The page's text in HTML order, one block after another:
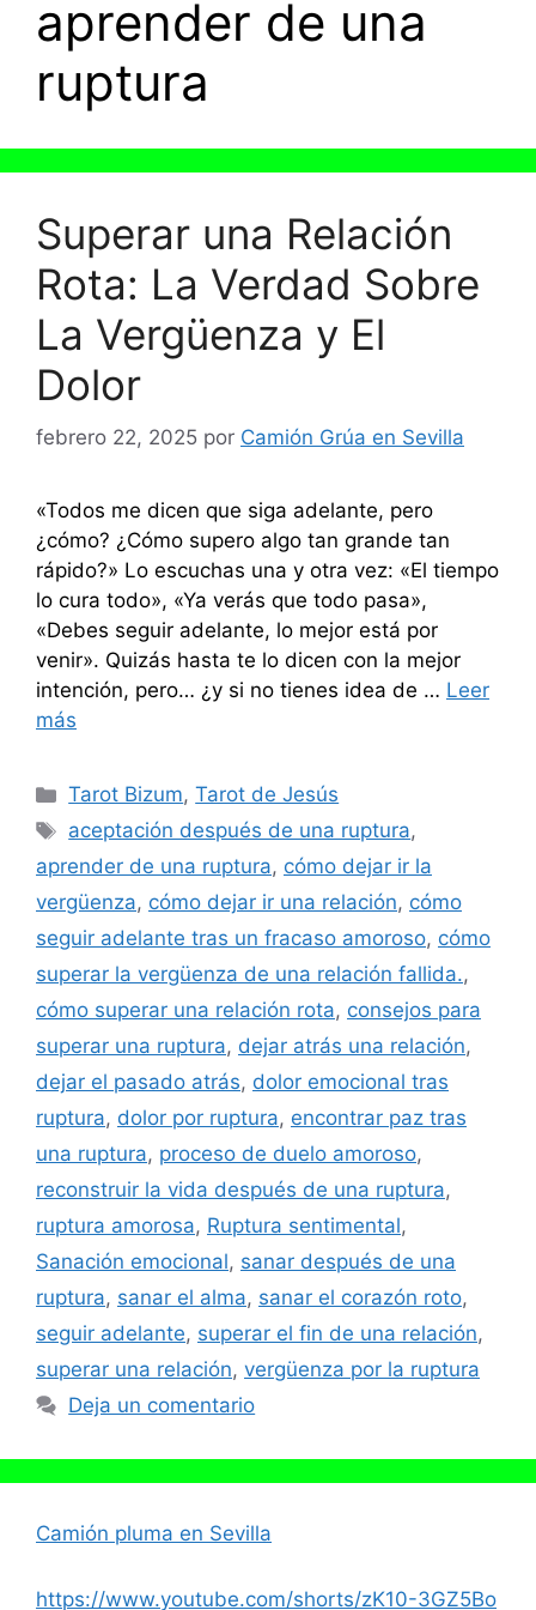
aprender de una
ruptura
Superar una Relación
Rota: La Verdad Sobre
La Vergüenza y El
Dolor
febrero 22, 2025 por Camión Grúa en Sevilla
«Todos me dicen que siga adelante, pero
¿cómo? ¿Cómo supero algo tan grande tan
rápido?» Lo escuchas una y otra vez: «El tiempo
lo cura todo», «Ya verás que todo pasa»,
«Debes seguir adelante, lo mejor está por
venir». Quizás hasta te lo dicen con la mejor
intención, pero… ¿y si no tienes idea de … Leer
más
Categorías
Tarot Bizum,Tarot de Jesús
Etiquetas
aceptación después de una ruptura,
aprender de una ruptura, cómo dejar ir la
vergüenza, cómo dejar ir una relación, cómo
seguir adelante tras un fracaso amoroso, cómo
superar la vergüenza de una relación fallida.,
cómo superar una relación rota, consejos para
superar una ruptura, dejar atrás una relación,
dejar el pasado atrás, dolor emocional tras
ruptura, dolor por ruptura, encontrar paz tras
una ruptura, proceso de duelo amoroso,
reconstruir la vida después de una ruptura,
ruptura amorosa, Ruptura sentimental,
Sanación emocional, sanar después de una
ruptura, sanar el alma, sanar el corazón roto,
seguir adelante, superar el fin de una relación,
superar una relación, vergüenza por la ruptura
Deja un comentario
Camión pluma en Sevilla
https://www.youtube.com/shorts/zK10-3GZ5Bo